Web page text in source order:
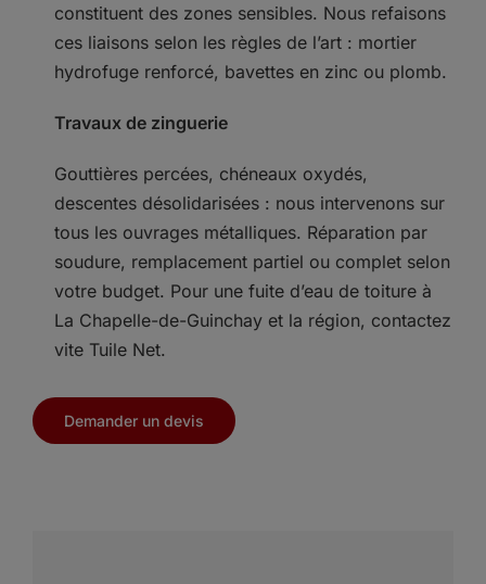
constituent des zones sensibles. Nous refaisons
ces liaisons selon les règles de l’art : mortier
hydrofuge renforcé, bavettes en zinc ou plomb.
Travaux de zinguerie
Gouttières percées, chéneaux oxydés,
descentes désolidarisées : nous intervenons sur
tous les ouvrages métalliques. Réparation par
soudure, remplacement partiel ou complet selon
votre budget. Pour une fuite d’eau de toiture à
La Chapelle-de-Guinchay et la région, contactez
vite Tuile Net.
Demander un devis